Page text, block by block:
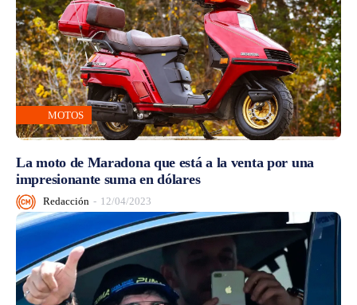
MOTOS
La moto de Maradona que está a la venta por una
impresionante suma en dólares
Redacción - 12/04/2023